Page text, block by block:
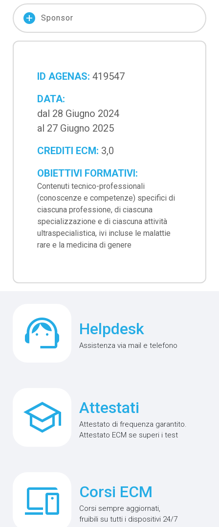
add Sponsor
ID AGENAS:419547
DATA:
dal 28 Giugno 2024
al 27 Giugno 2025
CREDITI ECM: 3,0
OBIETTIVI FORMATIVI:
Contenuti tecnico-professionali
(conoscenze e competenze) specifici di
ciascuna professione, di ciascuna
specializzazione e di ciascuna attività
ultraspecialistica, ivi incluse le malattie
rare e la medicina di genere
support_agent Helpdesk
Assistenza via mail e telefono
school Attestati
Attestato di frequenza garantito.
Attestato ECM se superi i test
phonelink Corsi ECM
Corsi sempre aggiornati,
fruibili su tutti i dispositivi 24/7